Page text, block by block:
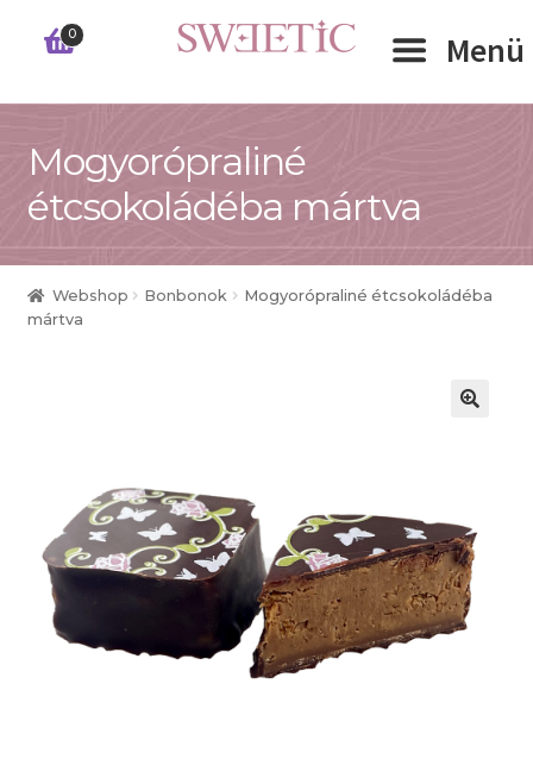
Ugrás
Kilépés
0 Menü
RÓLUNK
WEBSHOP
Mogyorópraliné
étcsokoládéba mártva
Webshop Bonbonok
Mogyorópraliné étcsokoládéba
mártva